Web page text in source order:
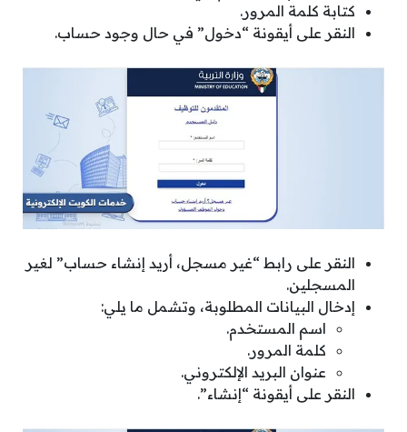
كتابة كلمة المرور.
النقر على أيقونة “دخول” في حال وجود حساب.
النقر على رابط “غير مسجل، أريد إنشاء حساب” لغير
المسجلين.
إدخال البيانات المطلوبة، وتشمل ما يلي:
اسم المستخدم.
كلمة المرور.
عنوان البريد الإلكتروني.
النقر على أيقونة “إنشاء”.